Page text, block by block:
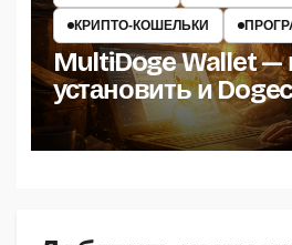
КРИПТО‑КОШЕЛЬКИ
MultiDoge Wallet —
установить и
на Windows